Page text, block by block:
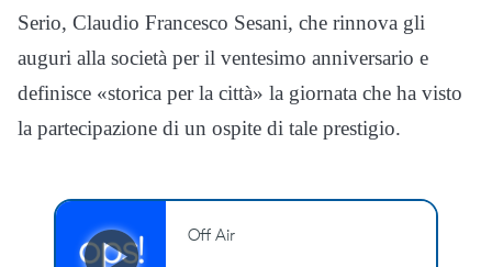
Serio, Claudio Francesco Sesani, che rinnova gli
auguri alla società per il ventesimo anniversario e
definisce «storica per la città» la giornata che ha visto
la partecipazione di un ospite di tale prestigio.